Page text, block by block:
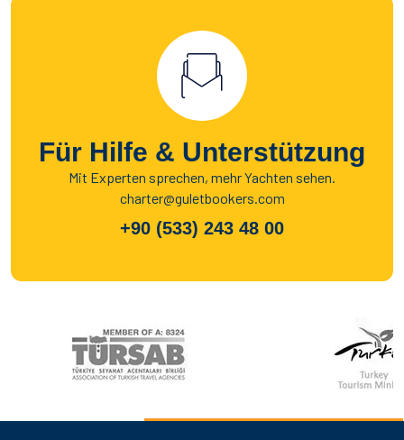
Für Hilfe & Unterstützung
Mit Experten sprechen, mehr Yachten sehen.
charter@guletbookers.com
+90 (533) 243 48 00